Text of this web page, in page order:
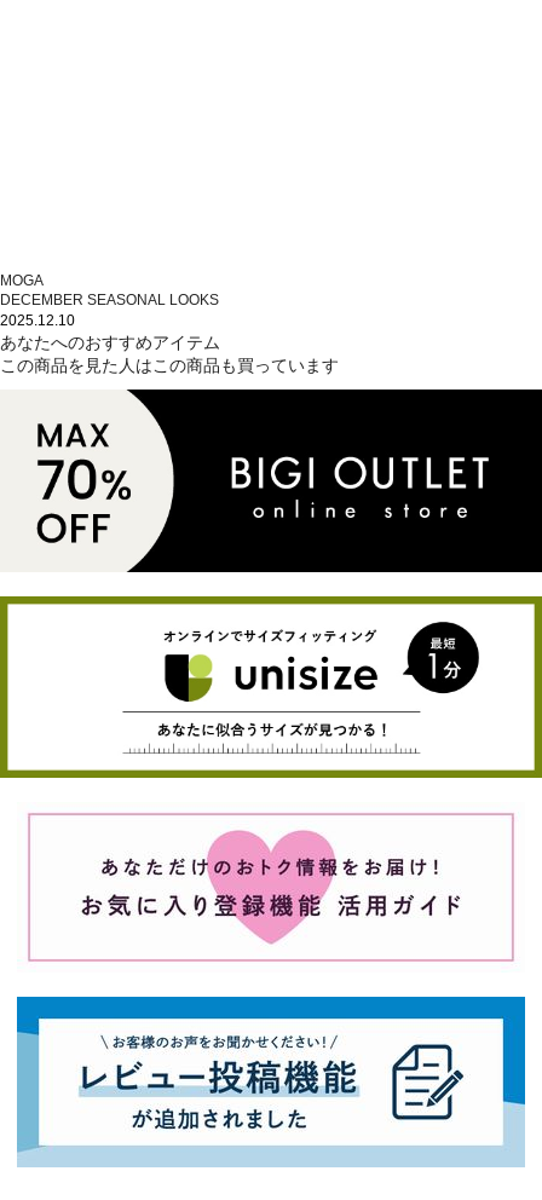
MOGA
DECEMBER SEASONAL LOOKS
2025.12.10
あなたへのおすすめアイテム
この商品を見た人はこの商品も買っています